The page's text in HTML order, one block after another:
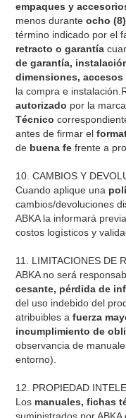
empaques y
menos duranteocho
término indicado por el
retracto o garantía
de garantía,
dimensiones,
la compra e
autorizado por la
Técnico
antes de firmar el
de buena fe frente a
10. CAMBIOS Y
Cuando aplique una
cambios/devoluciones
ABKA la informará
costos logísticos y
11. LIMITACIONES DE
ABKA no será
cesante, pérdida de
del uso indebido del
atribuibles afuerza
incumplimiento de
observancia de
entorno).
12. PROPIEDAD
Los manuales, fichas